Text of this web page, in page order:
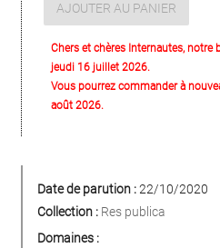
AJOUTER AU PANIER
Chers et chères Internautes,
jeudi 16 juillet 2026.
Vous pourrez commander à
août 2026.
Date de parution :22/10/2020
Collection : Res publica
Domaines :